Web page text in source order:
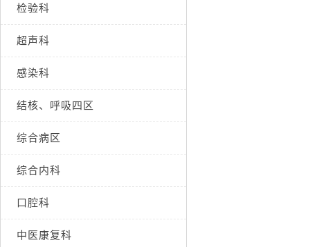
检验科
超声科
感染科
结核、呼吸四区
综合病区
综合内科
口腔科
中医康复科